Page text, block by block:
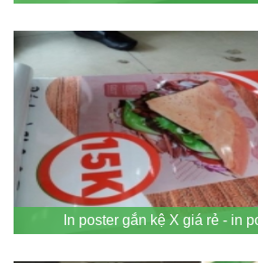
In poster gắn kệ X giá rẻ - in